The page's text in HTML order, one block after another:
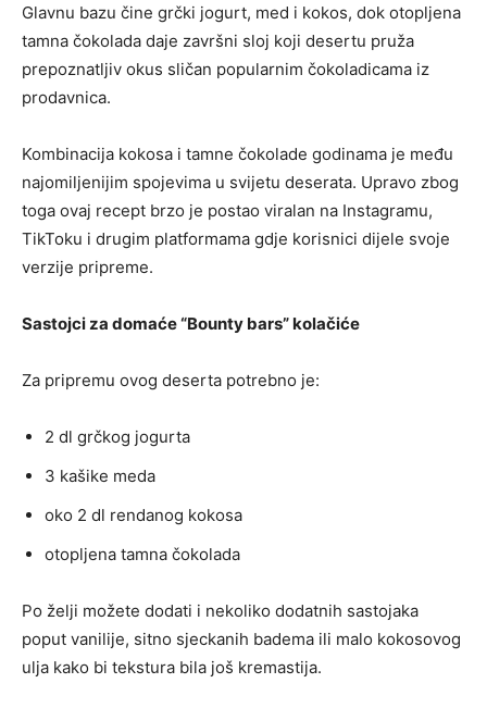
Glavnu bazu čine grčki jogurt, med i kokos, dok otopljena
tamna čokolada daje završni sloj koji desertu pruža
prepoznatljiv okus sličan popularnim čokoladicama iz
prodavnica.
Kombinacija kokosa i tamne čokolade godinama je među
najomiljenijim spojevima u svijetu deserata. Upravo zbog
toga ovaj recept brzo je postao viralan na Instagramu,
TikToku i drugim platformama gdje korisnici dijele svoje
verzije pripreme.
Sastojci za domaće “Bounty bars” kolačiće
Za pripremu ovog deserta potrebno je:
2 dl grčkog jogurta
3 kašike meda
oko 2 dl rendanog kokosa
otopljena tamna čokolada
Po želji možete dodati i nekoliko dodatnih sastojaka
poput vanilije, sitno sjeckanih badema ili malo kokosovog
ulja kako bi tekstura bila još kremastija.